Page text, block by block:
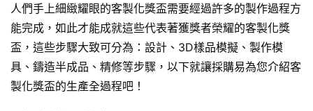
人們手上細緻耀眼的客製化獎盃需要經過許多的製作過程方
能完成，如此才能成就這些代表著獲獎者榮耀的客製化獎
盃，這些步驟大致可分為：設計、3D樣品模擬、製作模
具、鑄造半成品、精修等步驟，以下就讓採購易為您介紹客
製化獎盃的生產全過程吧！